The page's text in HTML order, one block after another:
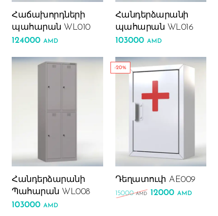
Հաճախորդների
պահարան WL010
124000 AMD
Հանդերձարանի
պահարան WL016
103000 AMD
Հանդերձարանի
Պահարան WL008
103000 AMD
-20%
Դեղատուփ AE009
15000AMD Original price
12000 AMD
Phone